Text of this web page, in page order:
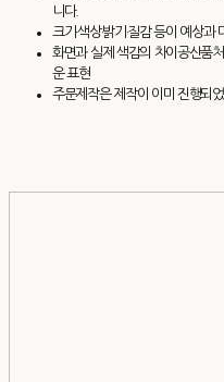
니다.
크기·색상·밝기·질감 등이 예상
화면과 실제 색감의 차이공산품
운 표현
주문제작은 제작이 이미 진행되